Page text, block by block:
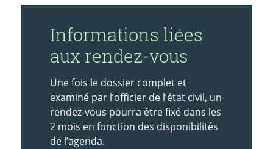
Informations liées
aux rendez-vous
Une fois le dossier complet et
examiné par l’officier de l’état civil, un
rendez-vous pourra être fixé dans les
2 mois en fonction des disponibilités
de l’agenda.